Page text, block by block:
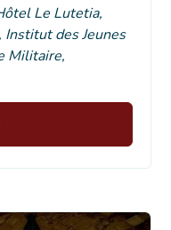
Le Lutetia,
Institut des Jeunes
Militaire,